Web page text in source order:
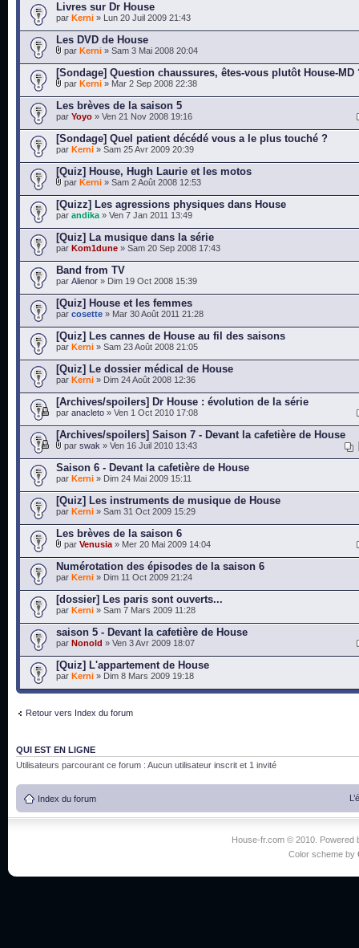
Livres sur Dr House
par Kerni » Lun 20 Juil 2009 21:43
Les DVD de House
par Kerni » Sam 3 Mai 2008 20:04
[Sondage] Question chaussures, êtes-vous plutôt House-MD
par Kerni » Mar 2 Sep 2008 22:38
Les brèves de la saison 5
par Yoyo » Ven 21 Nov 2008 19:16
[Sondage] Quel patient décédé vous a le plus touché ?
par Kerni » Sam 25 Avr 2009 20:39
[Quiz] House, Hugh Laurie et les motos
par Kerni » Sam 2 Août 2008 12:53
[Quizz] Les agressions physiques dans House
par andika » Ven 7 Jan 2011 13:49
[Quiz] La musique dans la série
par Kom1dune » Sam 20 Sep 2008 17:43
Band from TV
par Alienor » Dim 19 Oct 2008 15:39
[Quiz] House et les femmes
par cosette » Mar 30 Août 2011 21:28
[Quiz] Les cannes de House au fil des saisons
par Kerni » Sam 23 Août 2008 21:05
[Quiz] Le dossier médical de House
par Kerni » Dim 24 Août 2008 12:36
[Archives/spoilers] Dr House : évolution de la série
par anacleto » Ven 1 Oct 2010 17:08
[Archives/spoilers] Saison 7 - Devant la cafetière de House
par swak » Ven 16 Juil 2010 13:43
Saison 6 - Devant la cafetière de House
par Kerni » Dim 24 Mai 2009 15:11
[Quiz] Les instruments de musique de House
par Kerni » Sam 31 Oct 2009 15:29
Les brèves de la saison 6
par Venusia » Mer 20 Mai 2009 14:04
Numérotation des épisodes de la saison 6
par Kerni » Dim 11 Oct 2009 21:24
[dossier] Les paris sont ouverts...
par Kerni » Sam 7 Mars 2009 11:28
saison 5 - Devant la cafetière de House
par Nonold » Ven 3 Avr 2009 18:07
[Quiz] L'appartement de House
par Kerni » Dim 8 Mars 2009 19:18
Retour vers Index du forum
QUI EST EN LIGNE
Utilisateurs parcourant ce forum : Aucun utilisateur inscrit et 1 invité
Index du forum
House-fr.com © 2010. Powered
Color scheme by